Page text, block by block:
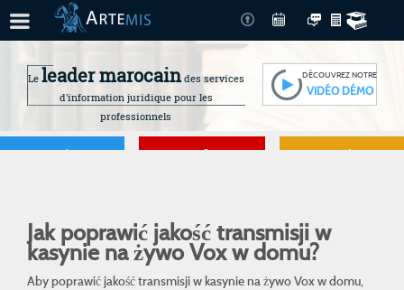
Le leader marocaindes services
d'information juridique pour les
professionnels
DÉCOUVREZ NOTRE
VIDÉO DÉMO
Je gère Je me forme
Je connais mes
Jak poprawić jakość transmisji w
kasynie na żywo Vox w domu?
Aby poprawić jakość transmisji w kasynie na żywo Vox w domu,